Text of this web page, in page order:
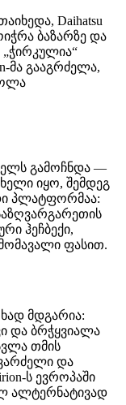
Daihatsu
ბაზარზე და
მა გააგრძელა,
გამოჩნდა —
იყო, შემდეგ
პლატფორმაა:
ჰეჩბექი,
ფასით.
მდგარია:
და ბრჭყვიალა
თმის
და
ს ევროპაში
ალტერნატივად